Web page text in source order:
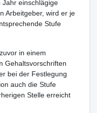
einschlägige
Arbeitgeber, wird er je
Stufe
in einem
Gehaltsvorschriften
bei der Festlegung
auch die Stufe
Stelle erreicht